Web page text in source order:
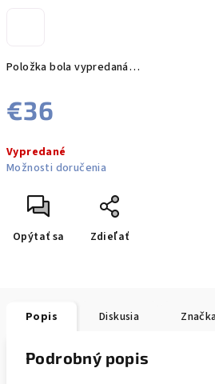
Položka bola vypredaná…
€36
cena:
Vypredané
Možnosti doručenia
Opýtať sa Zdieľať
Popis Diskusia
Podrobný popis